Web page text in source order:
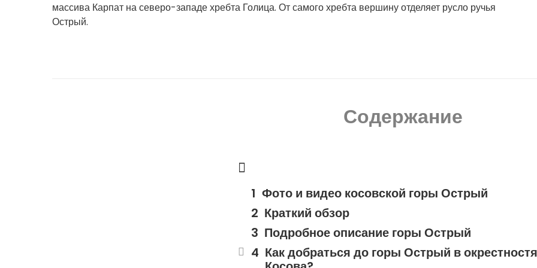
массива Карпат на северо-западе хребта Голица. От самого хребта вершину отделяет русло ручья
Острый.
Содержание
Фото и видео косовской горы Острый
Краткий обзор
Подробное описание горы Острый
Как добраться до горы Острый в